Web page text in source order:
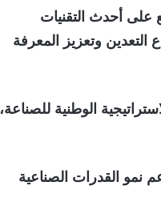
على أحدث التقنيات
وتعزيز المعرفة
الوطنية للصناعة،
نمو القدرات الصناعية